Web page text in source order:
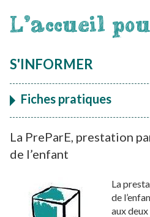
L'accueil
au
S'INFORMER
Fiches pratiques
La PreParE, prestation
de l’enfant
La
de
aux